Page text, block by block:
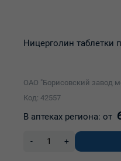
Ницерголин таблетки
ОАО "Борисовский завод
Код: 42557
В аптеках региона: от
- +